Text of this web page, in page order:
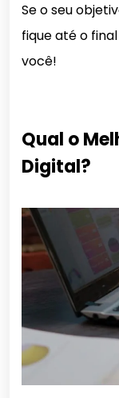
Se o seu
fique até o
você!
Qual o
Digital?